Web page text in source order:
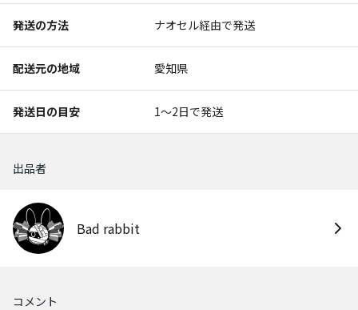
発送の方法 ナオセル経由で発送
配送元の地域 愛知県
発送日の目安 1〜2日で発送
出品者
Bad rabbit
コメント